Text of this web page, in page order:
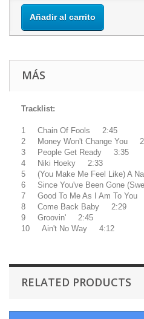
Añadir al carrito
MÁS
Tracklist:
1 Chain Of Fools 2:45
2 Money Won't Change You
3 People Get Ready 3:35
4 Niki Hoeky 2:33
5 (You Make Me Feel Like) A
6 Since You've Been Gone
7 Good To Me As I Am To
8 Come Back Baby 2:29
9 Groovin' 2:45
10 Ain't No Way 4:12
RELATED PRODUCTS